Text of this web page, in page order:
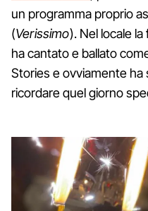
un programma proprio
(Verissimo). Nel locale
ha cantato e ballato
Stories e ovviamente
ricordare quel giorno